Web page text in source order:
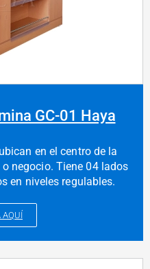
GC-01 Haya
en el centro de la
negocio. Tiene 04 lados
en niveles regulables.
AQUÍ